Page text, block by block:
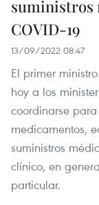
suministros
COVID-19
13/09/2022 08:47
El primer
hoy a los
coordinarse
medicamentos,
suministros
clínico, en
particular.